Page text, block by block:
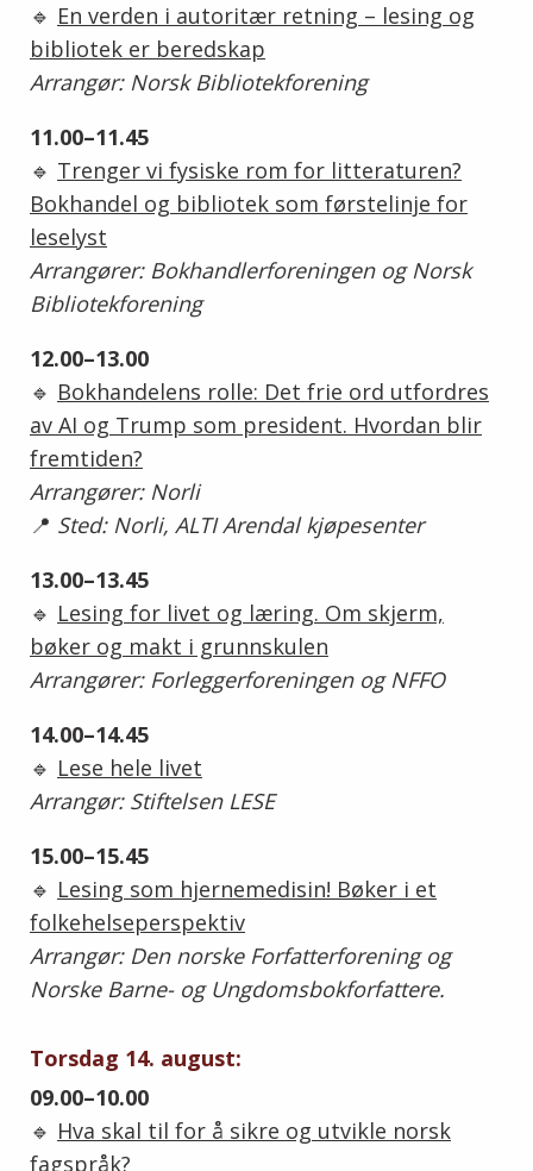
🔹 En verden i autoritær retning – lesing og
bibliotek er beredskap
Arrangør: Norsk Bibliotekforening
11.00–11.45
🔹 Trenger vi fysiske rom for litteraturen?
Bokhandel og bibliotek som førstelinje for
leselyst
Arrangører: Bokhandlerforeningen og Norsk
Bibliotekforening
12.00–13.00
🔹 Bokhandelens rolle: Det frie ord utfordres
av AI og Trump som president. Hvordan blir
fremtiden?
Arrangører: Norli
📍 Sted: Norli, ALTI Arendal kjøpesenter
13.00–13.45
🔹 Lesing for livet og læring. Om skjerm,
bøker og makt i grunnskulen
Arrangører: Forleggerforeningen og NFFO
14.00–14.45
🔹 Lese hele livet
Arrangør: Stiftelsen LESE
15.00–15.45
🔹 Lesing som hjernemedisin! Bøker i et
folkehelseperspektiv
Arrangør: Den norske Forfatterforening og
Norske Barne- og Ungdomsbokforfattere.
Torsdag 14. august:
09.00–10.00
🔹 Hva skal til for å sikre og utvikle norsk
fagspråk?